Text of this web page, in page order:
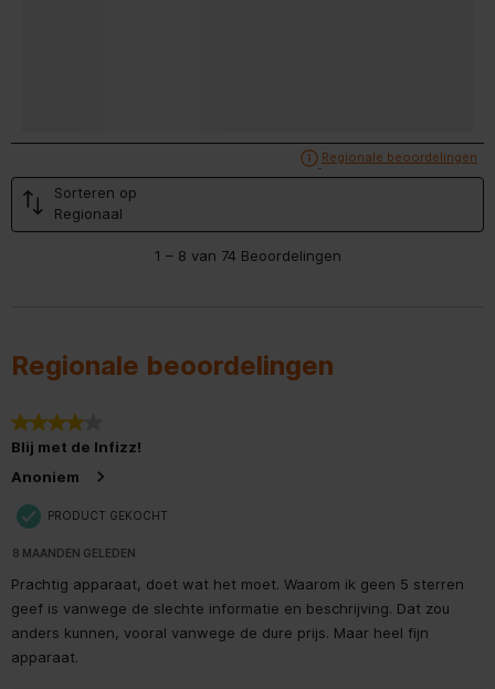
Regionale beoordelingen
Geef een popup weer met informatie
Sorteren op
Regionaal
1 – 8 van 74 Beoordelingen
Regionale beoordelingen
4 van 5 sterren.
Blij met de Infizz!
Anoniem
PRODUCT GEKOCHT
8 MAANDEN GELEDEN
Prachtig apparaat, doet wat het moet. Waarom ik geen 5 sterren
geef is vanwege de slechte informatie en beschrijving. Dat zou
anders kunnen, vooral vanwege de dure prijs. Maar heel fijn
apparaat.